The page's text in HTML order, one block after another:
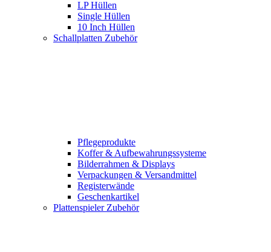
LP Hüllen
Single Hüllen
10 Inch Hüllen
Schallplatten Zubehör
Pflegeprodukte
Koffer & Aufbewahrungssysteme
Bilderrahmen & Displays
Verpackungen & Versandmittel
Registerwände
Geschenkartikel
Plattenspieler Zubehör